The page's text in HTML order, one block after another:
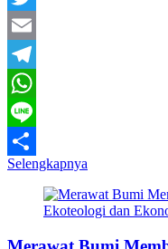
Twitter
Email
Telegram
WhatsApp
Line
Share
Selengkapnya